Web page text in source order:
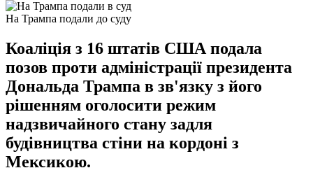
На Трампа подали до суду
Коаліція з 16 штатів США подала
позов проти адміністрації президента
Дональда Трампа в зв'язку з його
рішенням оголосити режим
надзвичайного стану задля
будівництва стіни на кордоні з
Мексикою.